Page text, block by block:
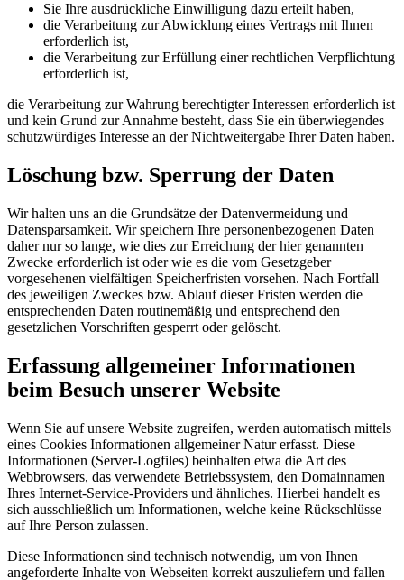
Sie Ihre ausdrückliche Einwilligung dazu erteilt haben,
die Verarbeitung zur Abwicklung eines Vertrags mit Ihnen
erforderlich ist,
die Verarbeitung zur Erfüllung einer rechtlichen Verpflichtung
erforderlich ist,
die Verarbeitung zur Wahrung berechtigter Interessen erforderlich ist
und kein Grund zur Annahme besteht, dass Sie ein überwiegendes
schutzwürdiges Interesse an der Nichtweitergabe Ihrer Daten haben.
Löschung bzw. Sperrung der Daten
Wir halten uns an die Grundsätze der Datenvermeidung und
Datensparsamkeit. Wir speichern Ihre personenbezogenen Daten
daher nur so lange, wie dies zur Erreichung der hier genannten
Zwecke erforderlich ist oder wie es die vom Gesetzgeber
vorgesehenen vielfältigen Speicherfristen vorsehen. Nach Fortfall
des jeweiligen Zweckes bzw. Ablauf dieser Fristen werden die
entsprechenden Daten routinemäßig und entsprechend den
gesetzlichen Vorschriften gesperrt oder gelöscht.
Erfassung allgemeiner Informationen
beim Besuch unserer Website
Wenn Sie auf unsere Website zugreifen, werden automatisch mittels
eines Cookies Informationen allgemeiner Natur erfasst. Diese
Informationen (Server-Logfiles) beinhalten etwa die Art des
Webbrowsers, das verwendete Betriebssystem, den Domainnamen
Ihres Internet-Service-Providers und ähnliches. Hierbei handelt es
sich ausschließlich um Informationen, welche keine Rückschlüsse
auf Ihre Person zulassen.
Diese Informationen sind technisch notwendig, um von Ihnen
angeforderte Inhalte von Webseiten korrekt auszuliefern und fallen